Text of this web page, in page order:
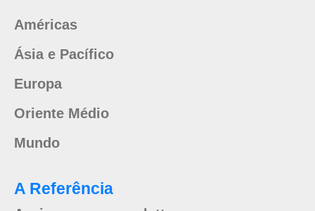
Américas
Ásia e Pacífico
Europa
Oriente Médio
Mundo
A Referência